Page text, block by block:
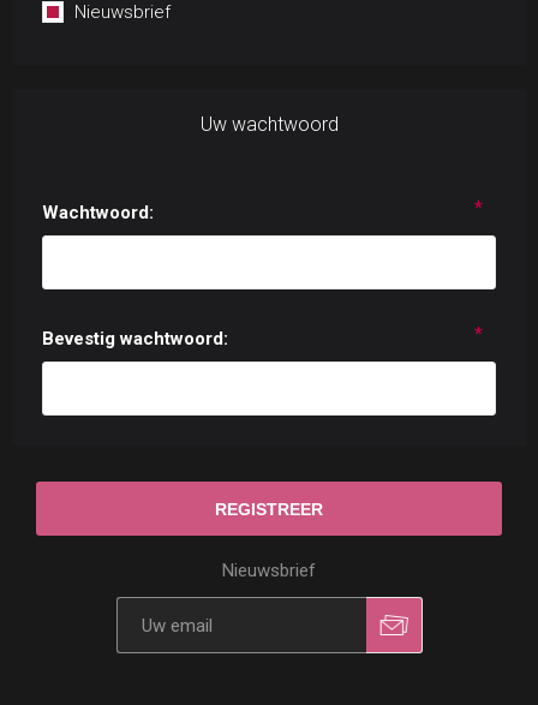
Nieuwsbrief
Uw wachtwoord
Wachtwoord: *
Bevestig wachtwoord: *
Nieuwsbrief